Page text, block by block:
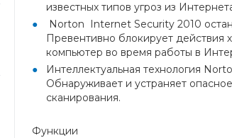
известных типов угроз из
Norton Internet Security 2010
Превентивно блокирует действия
компьютер во время работы в
Интеллектуальная технология
Обнаруживает и устраняет
сканирования.
Функции